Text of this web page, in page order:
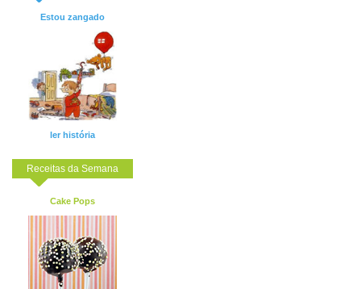
Estou zangado
ler história
Receitas da Semana
Cake Pops